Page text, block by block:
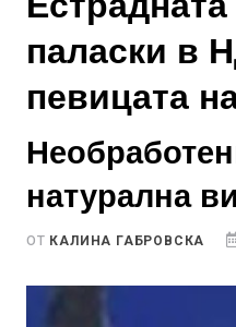
паласки в
певицата
натурална
ОТ КАЛИНА ГАБРОВСКА